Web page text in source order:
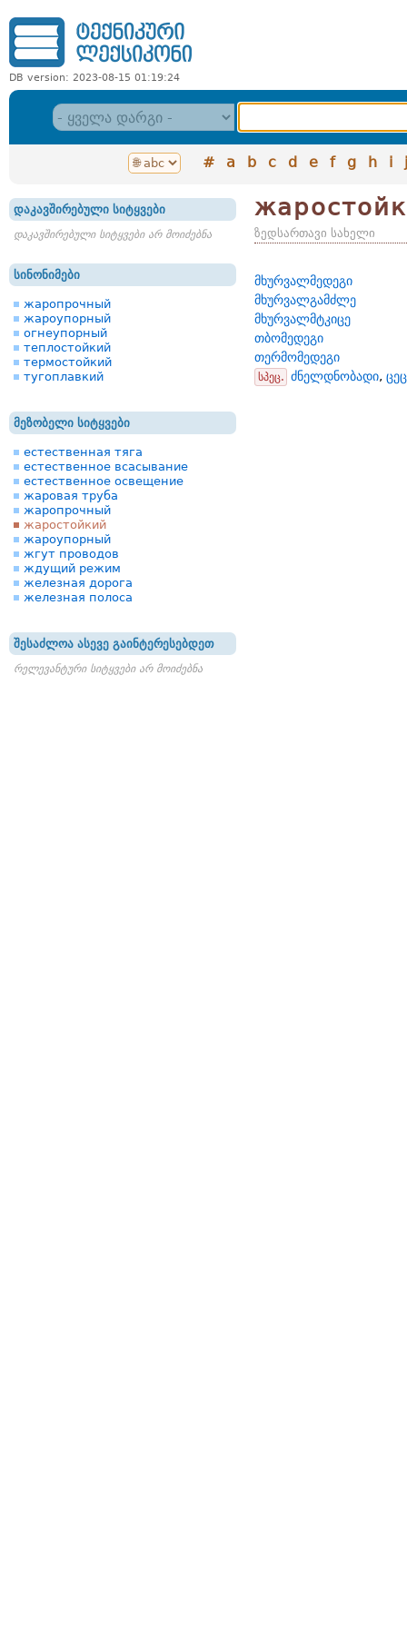
DB version: 2023-08-15 01:19:24
# a b c d e f g h i j
დაკავშირებული სიტყვები
დაკავშირებული სიტყვები არ მოიძებნა
სინონიმები
жаропрочный
жароупорный
огнеупорный
теплостойкий
термостойкий
тугоплавкий
მეზობელი სიტყვები
естественная тяга
естественное всасывание
естественное освещение
жаровая труба
жаропрочный
жаростойкий
жароупорный
жгут проводов
ждущий режим
железная дорога
железная полоса
შესაძლოა ასევე გაინტერესებდეთ
რელევანტური სიტყვები არ მოიძებნა
ზედსართავი სახელი
მხურვალმედეგი
მხურვალგამძლე
მხურვალმტკიცე
თბომედეგი
თერმომედეგი
სპეც. ძნელდნობადი,